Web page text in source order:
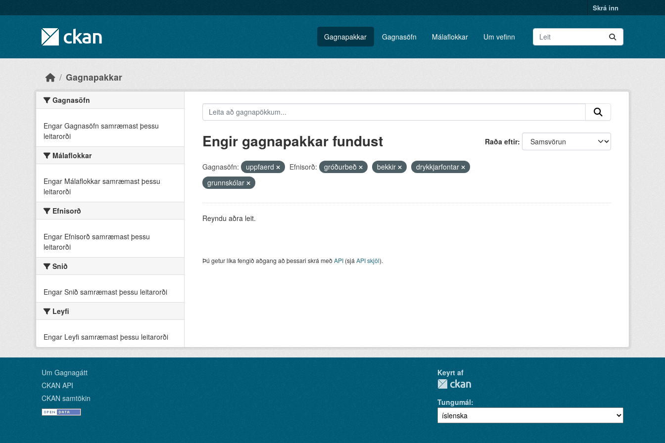
Skrá inn
Gagnapakkar Gagnasöfn Málaflokkar Um vefinn
Gagnapakkar
Gagnasöfn
Engar Gagnasöfn samræmast þessu
leitarorði
Málaflokkar
Engar Málaflokkar samræmast þessu
leitarorði
Efnisorð
Engar Efnisorð samræmast þessu
leitarorði
Snið
Engar Snið samræmast þessu leitarorði
Leyfi
Engar Leyfi samræmast þessu leitarorði
Raða eftir
Engir gagnapakkar fundust
Gagnasöfn: uppfaerd Efnisorð: gróðurbeð bekkir
drykkjarfontar
grunnskólar
Reyndu aðra leit.
Þú getur líka fengið aðgang að þessari skrá meðAPI(sjá API skjöl).
Um Gagnagátt
CKAN API
CKAN samtökin
Keyrt af
Tungumál